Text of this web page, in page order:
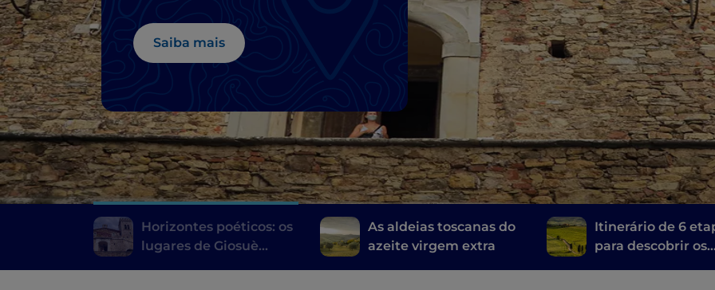
Saiba mais
Horizontes poéticos: os
lugares de Giosuè
As aldeias toscanas do
azeite virgem extra
Itinerário de 6
para descobrir os